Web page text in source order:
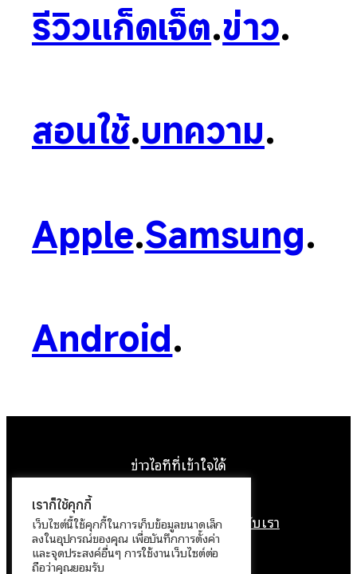
รีวิวแก็ดเจ็ต.ข่าว.
สอนใช้.บทความ.
Apple.Samsung.
Android.
ข่าวไอทีที่เข้าใจได้
หน้าแรกติดต่อเราลิขสิทธิ์เกี่ยวกับเรา
นโยบายข้อมูลส่วนบุคคล
เราก็ใช้คุกกี้
เว็บไซต์นี้ใช้คุกกี้ในการเก็บข้อมูลขนาดเล็ก
ลงในอุปกรณ์ของคุณ เพื่อบันทึกการตั้งค่า
และจุดประสงค์อื่นๆ การใช้งานเว็บไซต์ต่อ
ถือว่าคุณยอมรับ